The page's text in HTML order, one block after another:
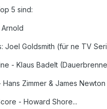
5 sind:
Joel Goldsmith (für ne TV
- Klaus Badelt
Zimmer & James Newton
- Howard Shore...